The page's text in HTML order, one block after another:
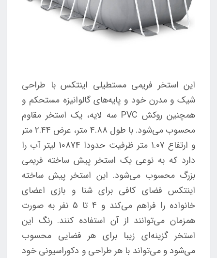
این استخر فریمی مستطیلی اینتکس با طراحی
شیک و مدرن خود و پایه‌های گالوانیزه مستحکم و
همچنین روکش PVC سه لایه، یک استخر مقاوم
محسوب می‌شود. با طول 4.88 متر، عرض 2.44 متر
و ارتفاع 1.07 متر ظرفیت حدودا 10874 لیتر آب را
دارد که به نوعی یک استخر پیش ساخته فریمی
بزرگ محسوب می‌شود. این استخر پیش ساخته
اینتکس فضای کافی برای شنا و بازی اعضای
خانواده را فراهم می‌کند و 4 تا 5 نفر به صورت
همزمان می‌توانند از آن استفاده کنند. رنگ این
استخر گزینه‌ای زیبا برای هر فضایی محسوب
می‌شود و می‌تواند با هر طراحی و دکوراسیونی خود